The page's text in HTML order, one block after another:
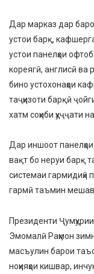
Дар марказ дар
устои барқ,
устои панелҳои
кореягӣ, англисӣ ва
бино устохонаҳои
таҷҳизоти барқӣ
хатм соҳиби ҳуҷҷати
Дар иншоот
вақт бо неруи барқ
системаи гармидиҳӣ
гармӣ таъмин
Президенти
Эмомалӣ Раҳмон
масъулин барои
ноҳияҳои кишвар,